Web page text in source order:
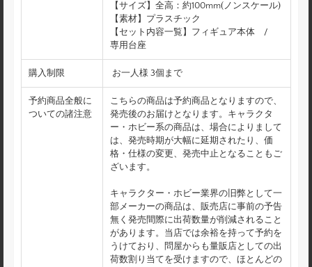
【サイズ】全高：約100mm(ノンスケール)
【素材】プラスチック
【セット内容一覧】フィギュア本体 /
専用台座
購入制限 お一人様 3個まで
予約商品全般に
ついての諸注意
こちらの商品は予約商品となりますので、
発売後のお届けとなります。キャラクタ
ー・ホビー系の商品は、場合によりまして
は、発売時期が大幅に延期されたり、価
格・仕様の変更、発売中止となることもご
ざいます。
キャラクター・ホビー業界の旧弊として一
部メーカーの商品は、販売店に事前の予告
無く発売間際に出荷数量が削減されること
があります。当店では余裕を持って予約を
うけており、問屋からも量販店としての出
荷数割り当てを受けますので、ほとんどの